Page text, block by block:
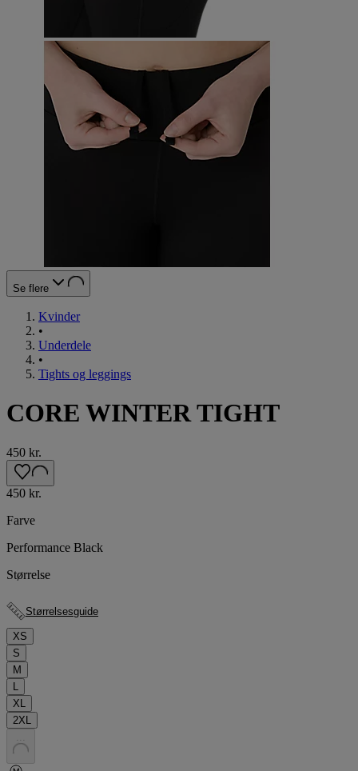
Se flere
Kvinder
•
Underdele
•
Tights og leggings
CORE WINTER TIGHT
450 kr.
450 kr.
Farve
Performance Black
Størrelse
Størrelsesguide
XS
S
M
L
XL
2XL
. . .